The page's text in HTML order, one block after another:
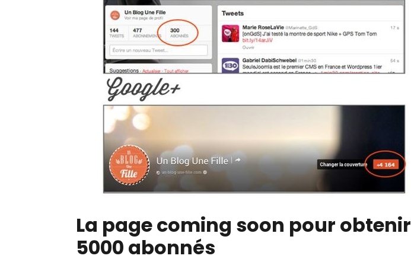
La page coming soon pour obtenir
5000 abonnés